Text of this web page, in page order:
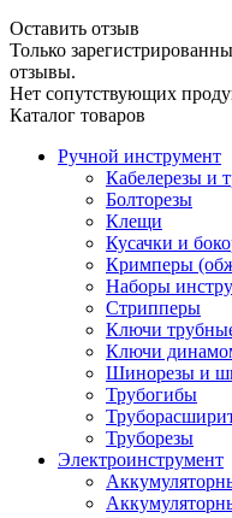
Оставить отзыв
Только
отзывы.
Нет сопутствующих
Каталог товаров
Ручной инструмент
Кабелерезы и
Болторезы
Клещи
Кусачки и
Кримперы
Наборы
Стрипперы
Ключи
Ключи
Шинорезы и
Трубогибы
Труборезы
Электроинструмент